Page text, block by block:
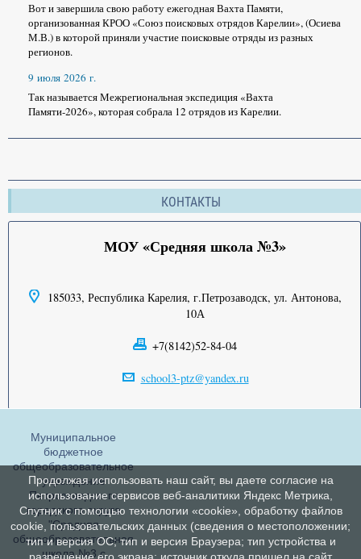
Вот и завершила свою работу ежегодная Вахта Памяти,
организованная КРОО «Союз поисковых отрядов Карелии», (Осиева
М.В.) в которой приняли участие поисковые отряды из разных
регионов.
9 июля 2026 г.
Так называется Межрегиональная экспедиция «Вахта
Памяти-2026», которая собрала 12 отрядов из Карелии.
КОНТАКТЫ
МОУ «Средняя школа №3»
185033, Республика Карелия, г.Петрозаводск, ул. Антонова,
10А
+7(8142)52-84-04
school3-ptz@yandex.ru
Муниципальное
бюджетное
общеобразовательное
учреждение
Петрозаводского
городского округа
"Средняя
общеобразовательная
школа №3 с
Продолжая использовать наш сайт, вы даете согласие на
использование сервисов веб-аналитики Яндекс Метрика,
Спутник с помощью технологии «cookie», обработку файлов
cookie, пользовательских данных (сведения о местоположении;
тип и версия ОС; тип и версия Браузера; тип устройства и